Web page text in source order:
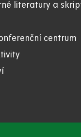
literatury a
centrum